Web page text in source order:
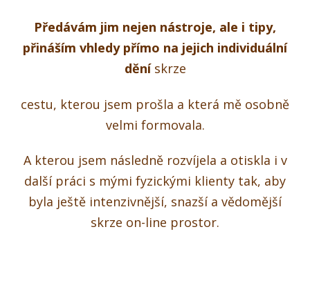
Předávám jim nejen nástroje, ale i tipy,
přináším vhledy přímo na jejich individuální
děnískrze
cestu, kterou jsem prošla a která mě osobně
velmi formovala.
A kterou jsem následně rozvíjela a otiskla i v
další práci s mými fyzickými klienty tak, aby
byla ještě intenzivnější, snazší a vědomější
skrze on-line prostor.